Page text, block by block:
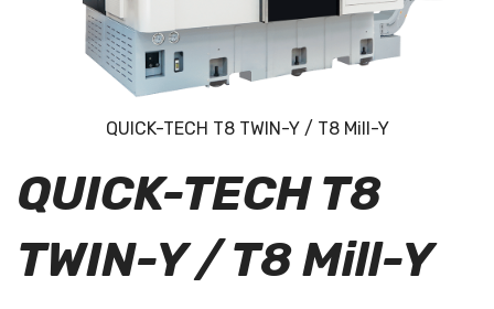
QUICK-TECH T8 TWIN-Y / T8 Mill-Y
QUICK-TECH T8
TWIN-Y / T8 Mill-Y